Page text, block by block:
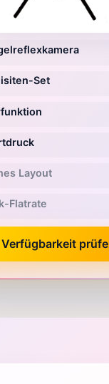
Set
Layout
Flatrate
Verfügbarkeit